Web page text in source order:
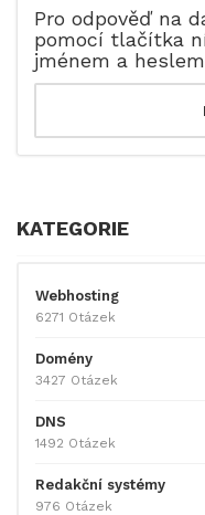
Pro odpověď na
pomocí tlačítka
jménem a
KATEGORIE
Webhosting
6271 Otázek
Domény
3427 Otázek
DNS
1492 Otázek
Redakční systémy
976 Otázek